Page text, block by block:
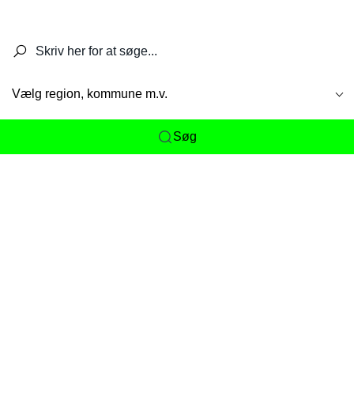
Vælg region, kommune m.v.
Søg